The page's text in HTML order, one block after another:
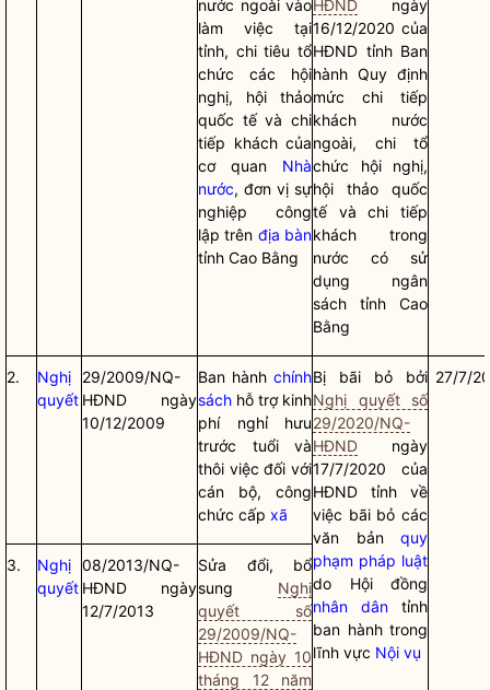
nước ngoài vào
làm việc tại
tỉnh, chi tiêu tổ
chức các hội
nghị, hội thảo
quốc tế và chi
tiếp khách của
cơ quan Nhà
nước, đơn vị sự
nghiệp công
lập trên địa bàn
tỉnh Cao Bằng
HĐND ngày
16/12/2020 của
HĐND tỉnh Ban
hành Quy định
mức chi tiếp
khách nước
ngoài, chi tổ
chức hội nghị,
hội thảo quốc
tế và chi tiếp
khách trong
nước có sử
dụng ngân
sách tỉnh Cao
Bằng
2.
Nghị
quyết
29/2009/NQ-
HĐND ngày
10/12/2009
Ban hành chính
sách hỗ trợ kinh
phí nghỉ hưu
trước tuổi và
thôi việc đối với
cán bộ, công
chức cấp xã
Bị bãi bỏ bởi
Nghị quyết số
29/2020/NQ-
HĐND ngày
17/7/2020 của
HĐND tỉnh về
việc bãi bỏ các
văn bản quy
phạm pháp luật
do Hội đồng
nhân dân tỉnh
ban hành trong
lĩnh vực Nội vụ
27/7/
3.
Nghị
quyết
08/2013/NQ-
HĐND ngày
12/7/2013
Sửa đổi, bổ
sung Nghị
quyết số
29/2009/NQ-
HĐND ngày 10
tháng 12 năm